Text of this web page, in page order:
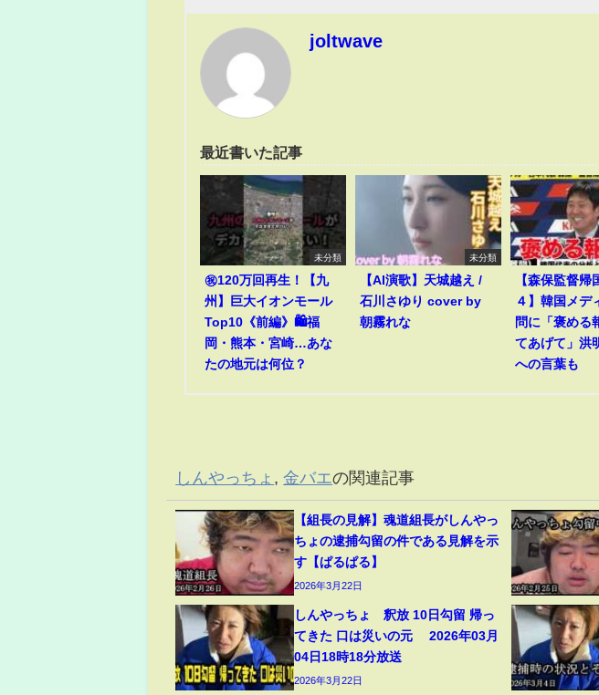
joltwave
最近書いた記事
未分類
㊗️120万回再生！【九
州】巨大イオンモール
Top10《前編》🛍️福
岡・熊本・宮崎…あな
たの地元は何位？
未分類
【AI演歌】天城越え /
石川さゆり cover by
朝霧れな
【森保監督帰
４】韓国メデ
問に「褒める
てあげて」洪
への言葉も
しんやっちょ ,金バエの関連記事
【組長の見解】魂道組長がしんやっ
ちょの逮捕勾留の件である見解を示
す【ぱるぱる】
2026年3月22日
しんやっちょ 釈放 10日勾留 帰っ
てきた 口は災いの元 2026年03月
04日18時18分放送
2026年3月22日